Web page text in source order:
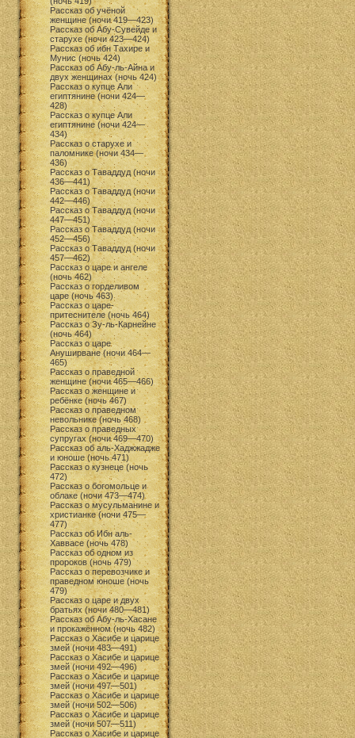
Рассказ об учёной
женщине (ночи 419—423)
Рассказ об Абу-Сувейде и
старухе (ночи 423—424)
Рассказ об ибн Тахире и
Мунис (ночь 424)
Рассказ об Абу-ль-Айна и
двух женщинах (ночь 424)
Рассказ о купце Али
египтянине (ночи 424—
428)
Рассказ о купце Али
египтянине (ночи 424—
434)
Рассказ о старухе и
паломнике (ночи 434—
436)
Рассказ о Таваддуд (ночи
436—441)
Рассказ о Таваддуд (ночи
442—446)
Рассказ о Таваддуд (ночи
447—451)
Рассказ о Таваддуд (ночи
452—456)
Рассказ о Таваддуд (ночи
457—462)
Рассказ о царе и ангеле
(ночь 462)
Рассказ о горделивом
царе (ночь 463)
Рассказ о царе-
притеснителе (ночь 464)
Рассказ о Зу-ль-Карнейне
(ночь 464)
Рассказ о царе
Ануширване (ночи 464—
465)
Рассказ о праведной
женщине (ночи 465—466)
Рассказ о женщине и
ребёнке (ночь 467)
Рассказ о праведном
невольнике (ночь 468)
Рассказ о праведных
супругах (ночи 469—470)
Рассказ об аль-Хаджжадже
и юноше (ночь 471)
Рассказ о кузнеце (ночь
472)
Рассказ о богомольце и
облаке (ночи 473—474)
Рассказ о мусульманине и
христианке (ночи 475—
477)
Рассказ об Ибн аль-
Хаввасе (ночь 478)
Рассказ об одном из
пророков (ночь 479)
Рассказ о перевозчике и
праведном юноше (ночь
479)
Рассказ о царе и двух
братьях (ночи 480—481)
Рассказ об Абу-ль-Хасане
и прокажённом (ночь 482)
Рассказ о Хасибе и царице
змей (ночи 483—491)
Рассказ о Хасибе и царице
змей (ночи 492—496)
Рассказ о Хасибе и царице
змей (ночи 497—501)
Рассказ о Хасибе и царице
змей (ночи 502—506)
Рассказ о Хасибе и царице
змей (ночи 507—511)
Рассказ о Хасибе и царице